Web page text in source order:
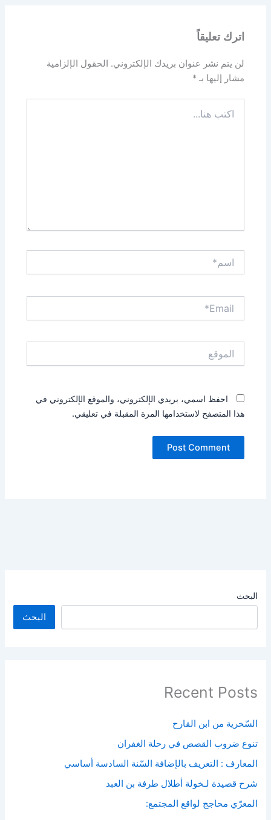
البحث
البحث
Recent Posts
السّخرية من ابن القارح
تنوع ضروب القصص في رحلة الغفران
المعارف : التعريف بالإضافة السّنة السادسة أساسي
شرح قصيدة لـخولة أطلال طرفة بن العبد
المعرّي محاجج لواقع المجتمع:
اترك تعليقاً
لن يتم نشر عنوان بريدك الإلكتروني.
الحقول الإلزامية
مشار إليها بـ*
هنا...
احفظ اسمي، بريدي الإلكتروني، والموقع الإلكتروني في
هذا المتصفح لاستخدامها المرة المقبلة في تعليقي.